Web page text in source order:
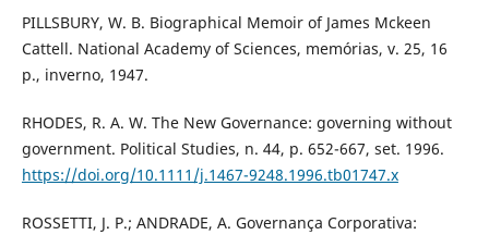
PILLSBURY, W. B. Biographical Memoir of James Mckeen
Cattell. National Academy of Sciences, memórias, v. 25, 16
p., inverno, 1947.
RHODES, R. A. W. The New Governance: governing without
government. Political Studies, n. 44, p. 652-667, set. 1996.
https://doi.org/10.1111/j.1467-9248.1996.tb01747.x
ROSSETTI, J. P.; ANDRADE, A. Governança Corporativa: